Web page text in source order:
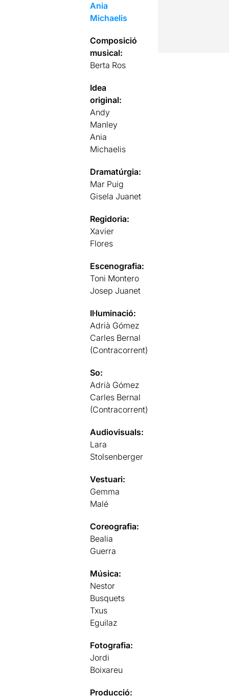
Ania
Michaelis
Composició
musical:
Berta Ros
Idea
original:
Andy
Manley
Ania
Michaelis
Dramatúrgia:
Mar Puig
Gisela Juanet
Regidoria:
Xavier
Flores
Escenografia:
Toni Montero
Josep Juanet
Il·luminació:
Adrià Gómez
Carles Bernal
(Contracorrent)
So:
Adrià Gómez
Carles Bernal
(Contracorrent)
Audiovisuals:
Lara
Stolsenberger
Vestuari:
Gemma
Malé
Coreografia:
Bealia
Guerra
Música:
Nestor
Busquets
Txus
Eguilaz
Fotografia:
Jordi
Boixareu
Producció: